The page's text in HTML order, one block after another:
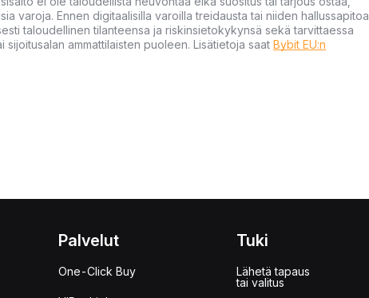
varoja. Ennen digitaalisilla varoilla treidausta tai niiden hallussapitoa
taloudellinen tilanteensa ja riskinsietokykynsä sekä tarvittaessa
ammattilaisten puoleen. Lisätietoja saat Bybit EU:n
Palvelut
One-Click Buy
Tuki
Lähetä tapaus
tai valitus